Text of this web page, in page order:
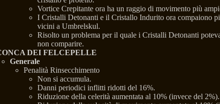
Vortice Crepitante ora ha un raggio di movimento più
I Cristalli Detonanti e il Cristallo Indurito ora compaiono
vicini a Umbrelskul.
Risolto un problema per il quale i Cristalli Detonanti
non comparire.
DEI FELCEPELLE
Generale
Penalità Rinsecchimento
Non si accumula.
Danni periodici inflitti ridotti del 16%.
Riduzione della celerità aumentata al 10% (invece del 2%).